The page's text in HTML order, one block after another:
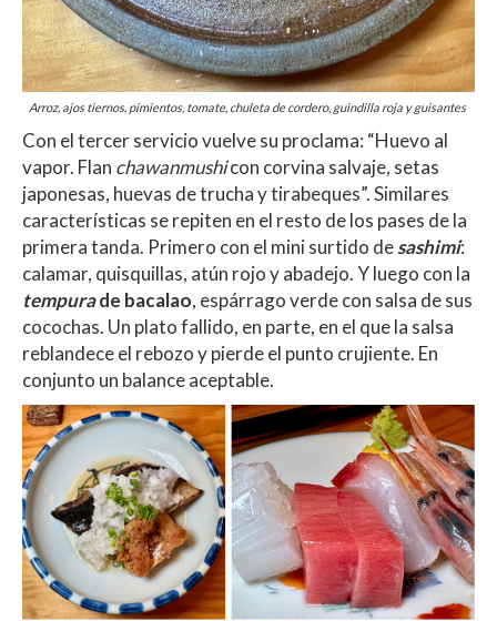
Arroz, ajos tiernos, pimientos, tomate, chuleta de cordero, guindilla roja y guisantes
Con el tercer servicio vuelve su proclama: “Huevo al
vapor. Flan chawanmushicon corvina salvaje, setas
japonesas, huevas de trucha y tirabeques”. Similares
características se repiten en el resto de los pases de la
primera tanda. Primero con el mini surtido desashimi:
calamar, quisquillas, atún rojo y abadejo. Y luego con la
tempurade bacalao, espárrago verde con salsa de sus
cocochas. Un plato fallido, en parte, en el que la salsa
reblandece el rebozo y pierde el punto crujiente. En
conjunto un balance aceptable.